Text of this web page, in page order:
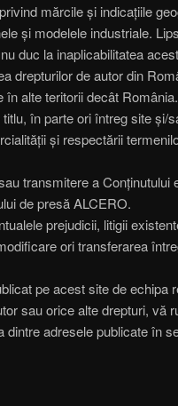
mărcile și indicațiile
și modelele industriale.
duc la inaplicabilitatea
drepturilor de autor din
alte teritorii decât
în parte ori întreg site și/
și respectării
transmitere a Conținutului
de presă ALCERO.
prejudicii, litigii
ori transferarea
pe acest site de echipa
sau orice alte drepturi, vă
adresele publicate în